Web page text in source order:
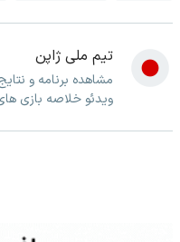
تیم ملی ژاپن
مشاهده برنامه و
ویدئو خلاصه بازی